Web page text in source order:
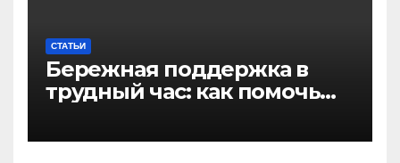
СТАТЬИ
Бережная поддержка в
трудный час: как помочь
алкогольной